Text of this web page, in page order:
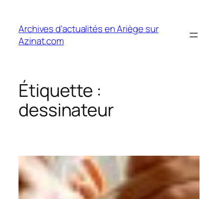
contenu
Archives d'actualités en Ariège sur
Azinat.com
Étiquette :
dessinateur